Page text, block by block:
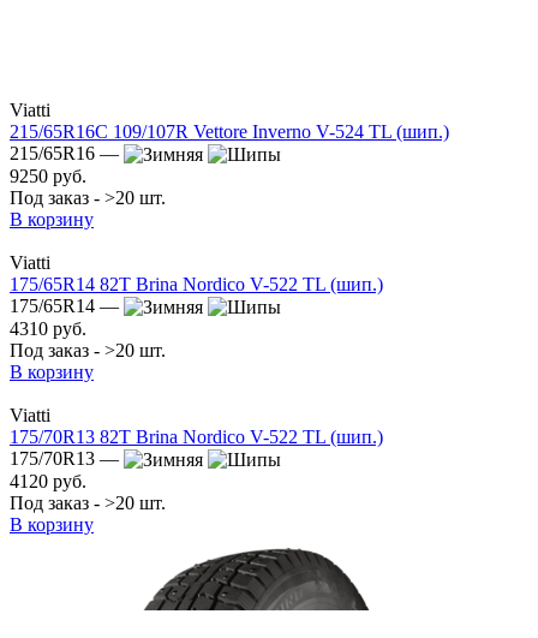
Viatti
215/65R16C 109/107R Vettore Inverno V-524 TL (шип.)
215/65R16 —
9250 руб.
Под заказ - >20 шт.
В корзину
Viatti
175/65R14 82T Brina Nordico V-522 TL (шип.)
175/65R14 —
4310 руб.
Под заказ - >20 шт.
В корзину
Viatti
175/70R13 82T Brina Nordico V-522 TL (шип.)
175/70R13 —
4120 руб.
Под заказ - >20 шт.
В корзину